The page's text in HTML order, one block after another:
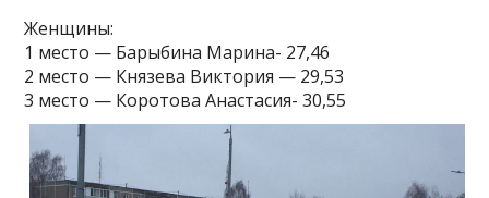
Женщины:
1 место — Барыбина Марина- 27,46
2 место — Князева Виктория — 29,53
3 место — Коротова Анастасия- 30,55